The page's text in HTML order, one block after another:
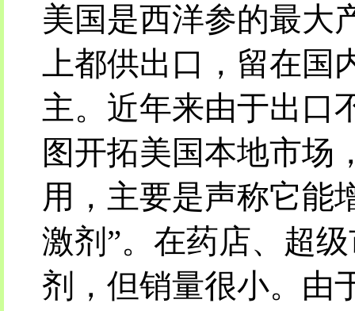
美国是西洋参的最大
上都供出口，留在
主。近年来由于出口
图开拓美国本地市场
用，主要是声称它能
激剂”。在药店、超
剂，但销量很小。由